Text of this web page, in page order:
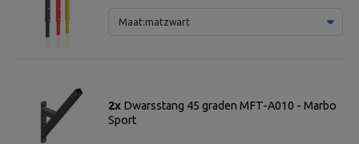
Maat:matzwart
2x Dwarsstang 45 graden MFT-A010 - Marbo
Sport